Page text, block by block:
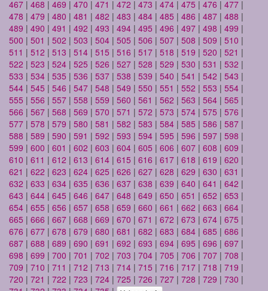
467 | 468 | 469 | 470 | 471 | 472 | 473 | 474 | 475 | 476 | 477 |
478 | 479 | 480 | 481 | 482 | 483 | 484 | 485 | 486 | 487 | 488 |
489 | 490 | 491 | 492 | 493 | 494 | 495 | 496 | 497 | 498 | 499 |
500 | 501 | 502 | 503 | 504 | 505 | 506 | 507 | 508 | 509 | 510 |
511 | 512 | 513 | 514 | 515 | 516 | 517 | 518 | 519 | 520 | 521 |
522 | 523 | 524 | 525 | 526 | 527 | 528 | 529 | 530 | 531 | 532 |
533 | 534 | 535 | 536 | 537 | 538 | 539 | 540 | 541 | 542 | 543 |
544 | 545 | 546 | 547 | 548 | 549 | 550 | 551 | 552 | 553 | 554 |
555 | 556 | 557 | 558 | 559 | 560 | 561 | 562 | 563 | 564 | 565 |
566 | 567 | 568 | 569 | 570 | 571 | 572 | 573 | 574 | 575 | 576 |
577 | 578 | 579 | 580 | 581 | 582 | 583 | 584 | 585 | 586 | 587 |
588 | 589 | 590 | 591 | 592 | 593 | 594 | 595 | 596 | 597 | 598 |
599 | 600 | 601 | 602 | 603 | 604 | 605 | 606 | 607 | 608 | 609 |
610 | 611 | 612 | 613 | 614 | 615 | 616 | 617 | 618 | 619 | 620 |
621 | 622 | 623 | 624 | 625 | 626 | 627 | 628 | 629 | 630 | 631 |
632 | 633 | 634 | 635 | 636 | 637 | 638 | 639 | 640 | 641 | 642 |
643 | 644 | 645 | 646 | 647 | 648 | 649 | 650 | 651 | 652 | 653 |
654 | 655 | 656 | 657 | 658 | 659 | 660 | 661 | 662 | 663 | 664 |
665 | 666 | 667 | 668 | 669 | 670 | 671 | 672 | 673 | 674 | 675 |
676 | 677 | 678 | 679 | 680 | 681 | 682 | 683 | 684 | 685 | 686 |
687 | 688 | 689 | 690 | 691 | 692 | 693 | 694 | 695 | 696 | 697 |
698 | 699 | 700 | 701 | 702 | 703 | 704 | 705 | 706 | 707 | 708 |
709 | 710 | 711 | 712 | 713 | 714 | 715 | 716 | 717 | 718 | 719 |
720 | 721 | 722 | 723 | 724 | 725 | 726 | 727 | 728 | 729 | 730 |